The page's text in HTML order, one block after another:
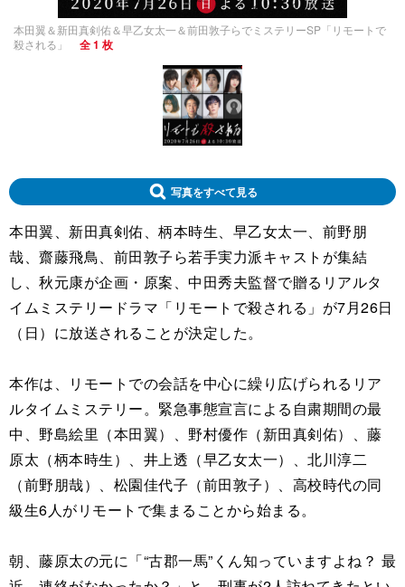
本田翼＆新田真剣佑＆早乙女太一＆前田敦子らでミステリーSP「リモートで
殺される」
全 1 枚
写真をすべて見る
本田翼、新田真剣佑、柄本時生、早乙女太一、前野朋
哉、齋藤飛鳥、前田敦子ら若手実力派キャストが集結
し、秋元康が企画・原案、中田秀夫監督で贈るリアルタ
イムミステリードラマ「リモートで殺される」が7月26日
（日）に放送されることが決定した。
本作は、リモートでの会話を中心に繰り広げられるリア
ルタイムミステリー。緊急事態宣言による自粛期間の最
中、野島絵里（本田翼）、野村優作（新田真剣佑）、藤
原太（柄本時生）、井上透（早乙女太一）、北川淳二
（前野朋哉）、松園佳代子（前田敦子）、高校時代の同
級生6人がリモートで集まることから始まる。
朝、藤原太の元に「“古郡一馬”くん知っていますよね？ 最